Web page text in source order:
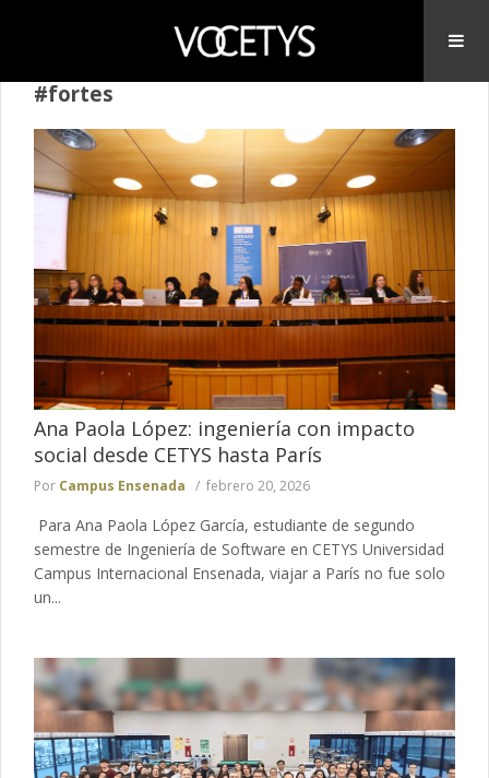
#fortes
Ana Paola López: ingeniería con impacto
social desde CETYS hasta París
Por Campus Ensenada febrero 20, 2026
Para Ana Paola López García, estudiante de segundo
semestre de Ingeniería de Software en CETYS Universidad
Campus Internacional Ensenada, viajar a París no fue solo
un...